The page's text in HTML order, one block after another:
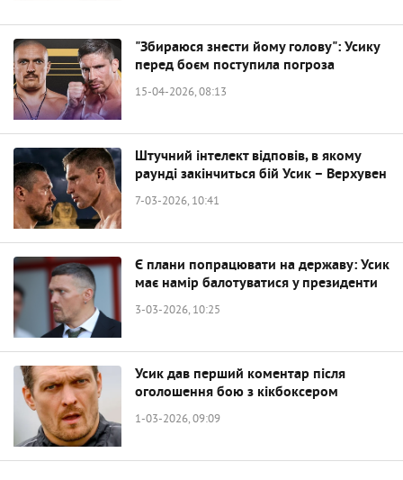
"Збираюся знести йому голову": Усику
перед боєм поступила погроза
15-04-2026, 08:13
Штучний інтелект відповів, в якому
раунді закінчиться бій Усик – Верхувен
7-03-2026, 10:41
Є плани попрацювати на державу: Усик
має намір балотуватися у президенти
3-03-2026, 10:25
Усик дав перший коментар після
оголошення бою з кікбоксером
1-03-2026, 09:09